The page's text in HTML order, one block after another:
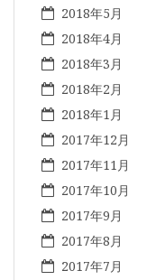
2018年5月
2018年4月
2018年3月
2018年2月
2018年1月
2017年12月
2017年11月
2017年10月
2017年9月
2017年8月
2017年7月